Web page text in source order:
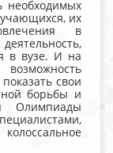
необходимых
их
в
в вузе. И на
свои
борьбы и
Олимпиады